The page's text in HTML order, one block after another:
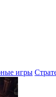
игры